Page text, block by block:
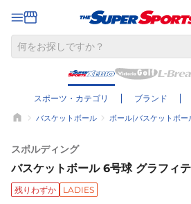
スポーツ・カテゴリ ブランド
バスケットボール ボール(バスケットボー
スポルディング
バスケットボール 6号球 グラフィ
残りわずか LADIES